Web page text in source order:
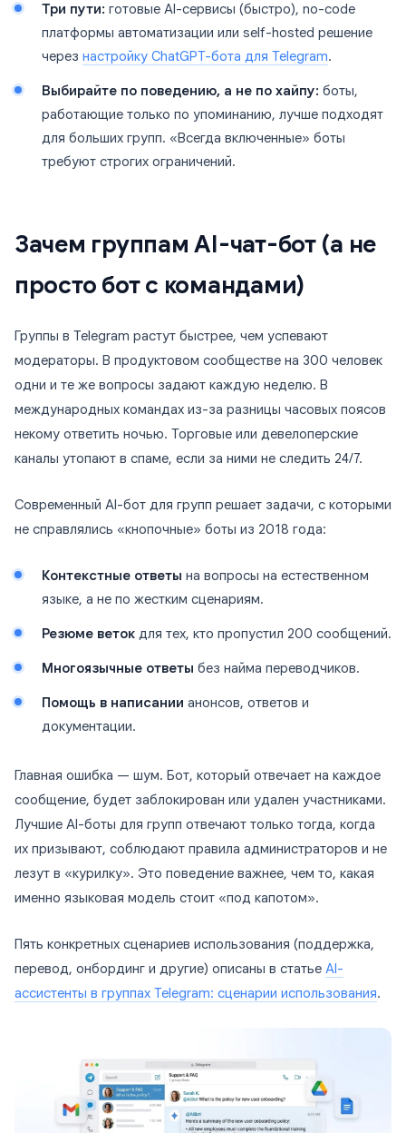
Три пути: готовые AI-сервисы (быстро), no-code
платформы автоматизации или self-hosted решение
через настройку ChatGPT-бота для Telegram.
Выбирайте по поведению, а не по хайпу: боты,
работающие только по упоминанию, лучше подходят
для больших групп. «Всегда включенные» боты
требуют строгих ограничений.
Зачем группам AI-чат-бот (а не
просто бот с командами)
Группы в Telegram растут быстрее, чем успевают
модераторы. В продуктовом сообществе на 300 человек
одни и те же вопросы задают каждую неделю. В
международных командах из-за разницы часовых поясов
некому ответить ночью. Торговые или девелоперские
каналы утопают в спаме, если за ними не следить 24/7.
Современный AI-бот для групп решает задачи, с которыми
не справлялись «кнопочные» боты из 2018 года:
Контекстные ответы на вопросы на естественном
языке, а не по жестким сценариям.
Резюме веток для тех, кто пропустил 200 сообщений.
Многоязычные ответы без найма переводчиков.
Помощь в написании анонсов, ответов и
документации.
Главная ошибка — шум. Бот, который отвечает на каждое
сообщение, будет заблокирован или удален участниками.
Лучшие AI-боты для групп отвечают только тогда, когда
их призывают, соблюдают правила администраторов и не
лезут в «курилку». Это поведение важнее, чем то, какая
именно языковая модель стоит «под капотом».
Пять конкретных сценариев использования (поддержка,
перевод, онбординг и другие) описаны в статье AI-
ассистенты в группах Telegram: сценарии использования.